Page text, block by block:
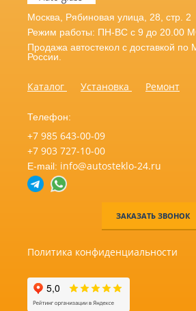
Москва, Рябиновая улица, 28, стр. 2
Режим работы: ПН-ВС с 9 до 20.00
Продажа автостекол с доставкой по
России.
Каталог Установка Ремонт
Телефон:
+7 985 643-00-09
+7 903 727-10-00
E-mail: info@autosteklo-24.ru
ЗАКАЗАТЬ ЗВОНОК
Политика конфиденциальности